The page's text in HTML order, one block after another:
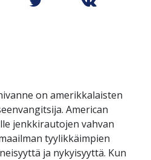
on amerikkalaisten
American
jenkkirautojen vahvan
tyylikkäimpien
ja nykyisyyttä. Kun